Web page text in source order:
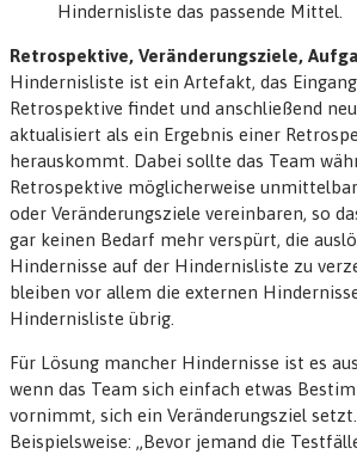
Hindernisliste das passende Mittel.
Retrospektive, Veränderungsziele,
Hindernisliste ist ein Artefakt, das
Retrospektive findet und anschließend neu
aktualisiert als ein Ergebnis einer
herauskommt. Dabei sollte das Team
Retrospektive möglicherweise
oder Veränderungsziele vereinbaren, so
gar keinen Bedarf mehr verspürt, die
Hindernisse auf der Hindernisliste zu
bleiben vor allem die externen
Hindernisliste übrig.
Für Lösung mancher Hindernisse ist es
wenn das Team sich einfach etwas
vornimmt, sich ein Veränderungsziel setzt.
Beispielsweise: „Bevor jemand die